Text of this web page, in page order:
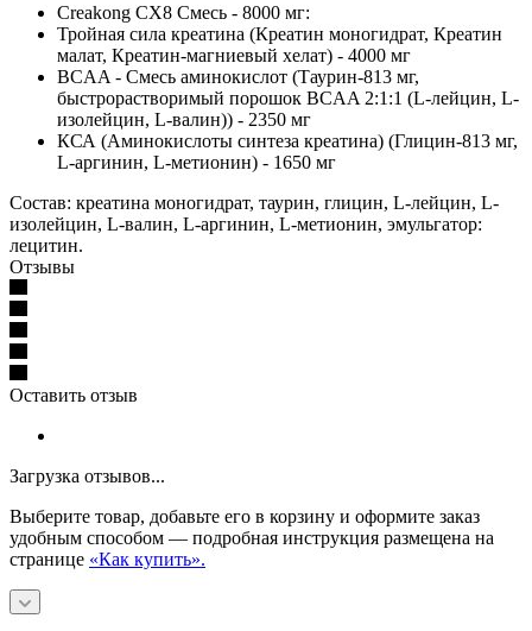
Creakong CX8 Смесь - 8000 мг:
Тройная сила креатина (Креатин моногидрат, Креатин
малат, Креатин-магниевый хелат) - 4000 мг
BCAA - Смесь аминокислот (Таурин-813 мг,
быстрорастворимый порошок BCAA 2:1:1 (L-лейцин, L-
изолейцин, L-валин)) - 2350 мг
КСА (Аминокислоты синтеза креатина) (Глицин-813 мг,
L-аргинин, L-метионин) - 1650 мг
Состав: креатина моногидрат, таурин, глицин, L-лейцин, L-
изолейцин, L-валин, L-аргинин, L-метионин, эмульгатор:
лецитин.
Отзывы
Оставить отзыв
Загрузка отзывов...
Выберите товар, добавьте его в корзину и оформите заказ
удобным способом — подробная инструкция размещена на
странице «Как купить».